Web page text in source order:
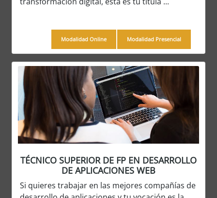
Modalidad Online Modalidad Presencial
TÉCNICO SUPERIOR DE FP EN DESARROLLO
DE APLICACIONES WEB
Si quieres trabajar en las mejores compañías de